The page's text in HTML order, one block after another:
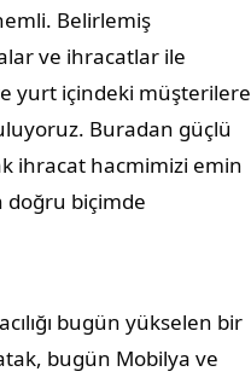
Belirlemiş
ve ihracatlar ile
yurt içindeki müşterilere
Buradan güçlü
ihracat hacmimizi emin
doğru biçimde
bugün yükselen bir
bugün Mobilya ve